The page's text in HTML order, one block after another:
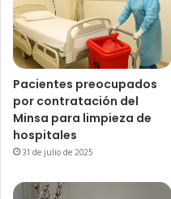
Pacientes preocupados
por contratación del
Minsa para limpieza de
hospitales
31 de julio de 2025